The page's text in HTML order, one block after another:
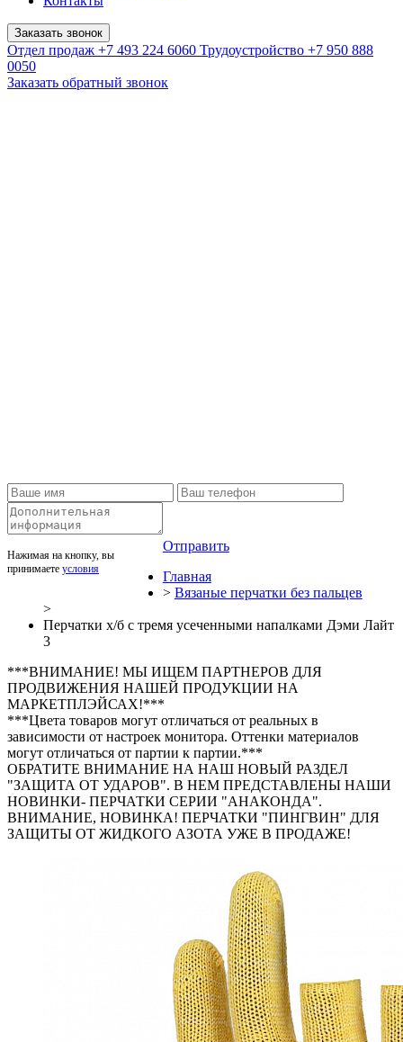
Заказать звонок
Отдел продаж +7 493 224 6060 Трудоустройство +7 950 888
0050
Заказать обратный звонок
Нажимая на кнопку, вы
принимаете условия
Отправить
Главная
> Вязаные перчатки без пальцев
>
Перчатки х/б с тремя усеченными напалками Дэми Лайт
3
***ВНИМАНИЕ! МЫ ИЩЕМ ПАРТНЕРОВ ДЛЯ
ПРОДВИЖЕНИЯ НАШЕЙ ПРОДУКЦИИ НА
МАРКЕТПЛЭЙСАХ!***
***Цвета товаров могут отличаться от реальных в
зависимости от настроек монитора. Оттенки материалов
могут отличаться от партии к партии.***
ОБРАТИТЕ ВНИМАНИЕ НА НАШ НОВЫЙ РАЗДЕЛ
"ЗАЩИТА ОТ УДАРОВ". В НЕМ ПРЕДСТАВЛЕНЫ НАШИ
НОВИНКИ- ПЕРЧАТКИ СЕРИИ "АНАКОНДА".
ВНИМАНИЕ, НОВИНКА! ПЕРЧАТКИ "ПИНГВИН" ДЛЯ
ЗАЩИТЫ ОТ ЖИДКОГО АЗОТА УЖЕ В ПРОДАЖЕ!